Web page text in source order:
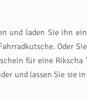
und laden Sie ihn
Oder
für eine Rikscha
und lassen Sie sie